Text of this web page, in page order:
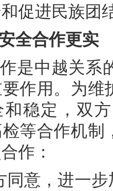
促进民族团
安全合作更实
是中越关系
作用。为维
和稳定，双
等合作机制
作：
同意，进一